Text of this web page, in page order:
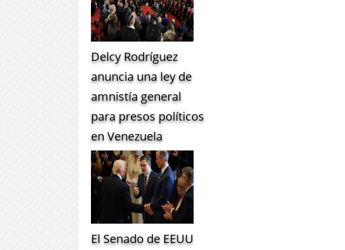
Delcy Rodríguez
anuncia una ley de
amnistía general
para presos políticos
en Venezuela
El Senado de EEUU